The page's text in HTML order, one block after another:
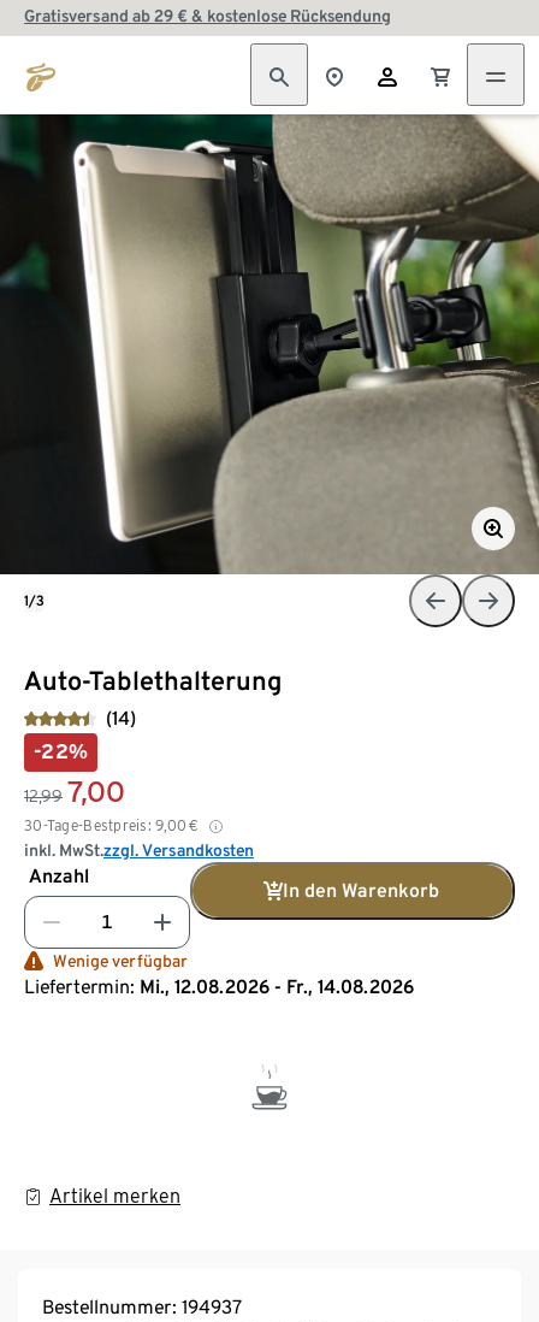
Gratisversand ab 29 € & kostenlose Rücksendung
Auto-Tablethalterung
(14)
-22%
12,99 7,00
30-Tage-Bestpreis: 9,00 €
inkl. MwSt.zzgl. Versandkosten
Anzahl
In den Warenkorb
Wenige verfügbar
Liefertermin: Mi., 12.08.2026 - Fr., 14.08.2026
Artikel merken
1/3
Bestellnummer: 194937